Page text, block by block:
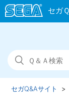
セガQ&Aサイト